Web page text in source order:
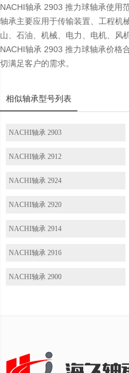
NACHI轴承 2903 推力球轴承使用
轴承主要应用于传输装置、工程机
山、石油、机械、电力、电机、风
NACHI轴承 2903 推力球轴承价格
切满足客户的需求。
相似轴承型号列表
NACHI轴承 2903
NACHI轴承 2912
NACHI轴承 2924
NACHI轴承 2920
NACHI轴承 2914
NACHI轴承 2916
NACHI轴承 2900